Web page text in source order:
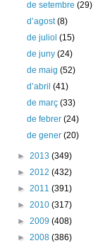
de setembre(29)
d’agost(8)
de juliol(15)
de juny(24)
de maig(52)
d’abril(41)
de març(33)
de febrer(24)
de gener(20)
► 2013 (349)
► 2012 (432)
► 2011 (391)
► 2010 (317)
► 2009 (408)
► 2008 (386)